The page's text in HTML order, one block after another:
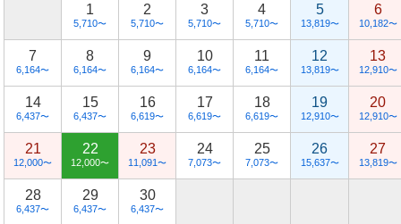
1
5,710〜
2
5,710〜
3
5,710〜
4
5,710〜
5
13,819〜
6
10,182〜
7
6,164〜
8
6,164〜
9
6,164〜
10
6,164〜
11
6,164〜
12
13,819〜
13
12,910〜
14
6,437〜
15
6,437〜
16
6,619〜
17
6,619〜
18
6,619〜
19
12,910〜
20
12,910〜
21
12,000〜
22
12,000〜
23
11,091〜
24
7,073〜
25
7,073〜
26
15,637〜
27
13,819〜
28
6,437〜
29
6,437〜
30
6,437〜